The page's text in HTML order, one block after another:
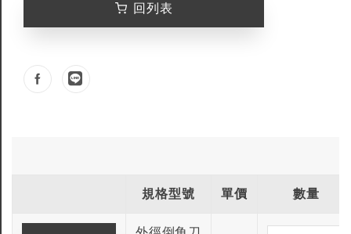
回列表
規格型號 單價 數量